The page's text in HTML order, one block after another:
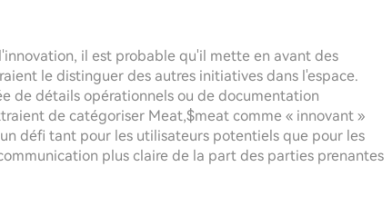
il est probable qu'il mette en avant des
le distinguer des autres initiatives dans l'espace.
de détails opérationnels ou de documentation
de catégoriser Meat,$meat comme « innovant »
défi tant pour les utilisateurs potentiels que pour les
plus claire de la part des parties prenantes